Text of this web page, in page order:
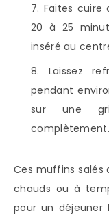
Faites cuire
20 à 25
inséré au
Laissez
pendant
sur une
complètement.
Ces muffins salés
chauds ou à
pour un